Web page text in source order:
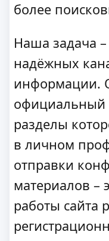
более
Наша задача
надёжных
информации.
официальный
разделы
в личном
отправки
материалов –
работы сайта